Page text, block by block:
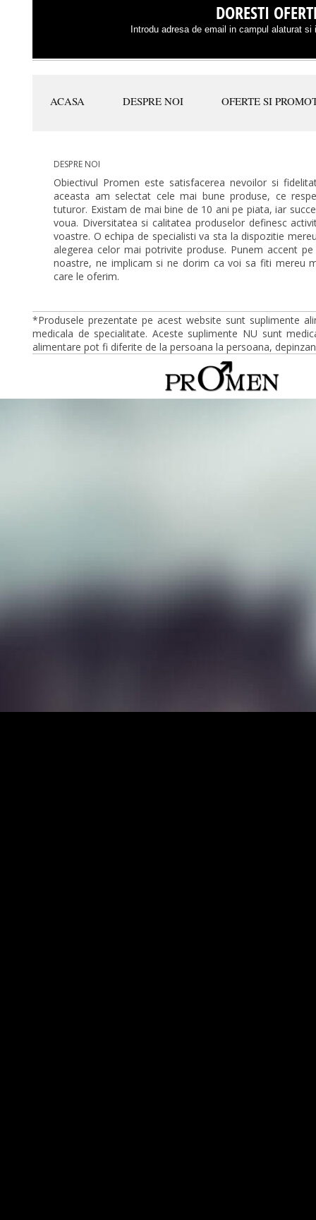
DORESTI
Introdu adresa de email in campul alaturat
ACASA DESPRE NOI OFERTE SI
DESPRE NOI
Obiectivul Promen este satisfacerea nevoilor si
aceasta am selectat cele mai bune produse, ce
tuturor. Existam de mai bine de 10 ani pe piata, iar
voua. Diversitatea si calitatea produselor definesc
voastre. O echipa de specialisti va sta la dispozitie
alegerea celor mai potrivite produse. Punem accent
noastre, ne implicam si ne dorim ca voi sa fiti mereu
care le oferim.
*Produsele prezentate pe acest website sunt suplimente
medicala de specialitate. Aceste suplimente NU sunt
alimentare pot fi diferite de la persoana la persoana,